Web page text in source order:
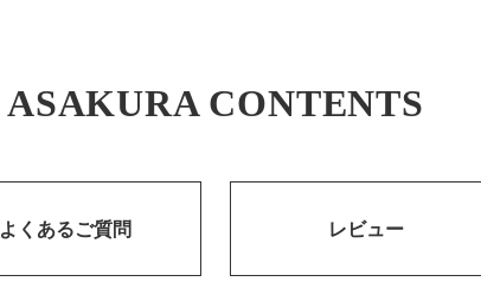
ASAKURA CONTENTS
よくあるご質問 レビュー